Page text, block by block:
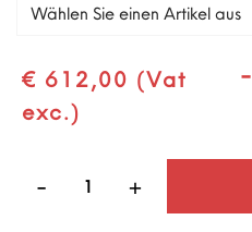
Wählen Sie einen Artikel aus
€ 612,00 (Vat
exc.)
-